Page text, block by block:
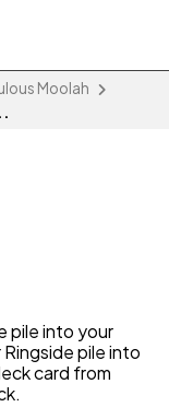
Moolah
pile into your
pile into
card from